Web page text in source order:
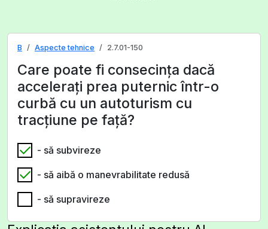
B Aspecte tehnice 2.7.01-150
Care poate fi consecința dacă
accelerați prea puternic într-o
curbă cu un autoturism cu
tracțiune pe față?
- să subvireze
- să aibă o manevrabilitate redusă
- să supravireze